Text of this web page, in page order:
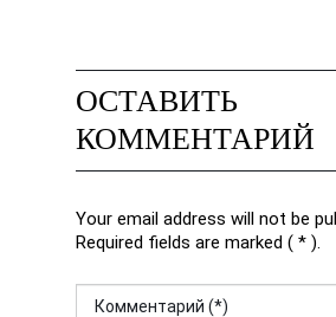
ОСТАВИТЬ
КОММЕНТАРИЙ
Your email address will not be
Required fields are marked ( * ).